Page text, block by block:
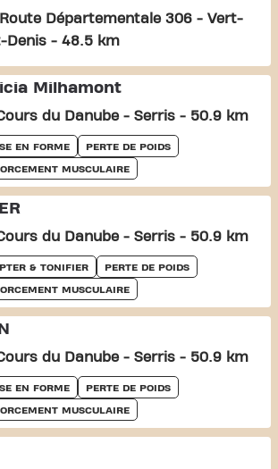
Départementale 306 - Vert-
Denis - 48.5 km
Milhamont
du Danube - Serris - 50.9 km
EN FORME PERTE DE POIDS
MUSCULAIRE
du Danube - Serris - 50.9 km
& TONIFIER PERTE DE POIDS
MUSCULAIRE
du Danube - Serris - 50.9 km
EN FORME PERTE DE POIDS
MUSCULAIRE